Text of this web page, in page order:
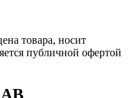
товара, носит
публичной офертой
АВ